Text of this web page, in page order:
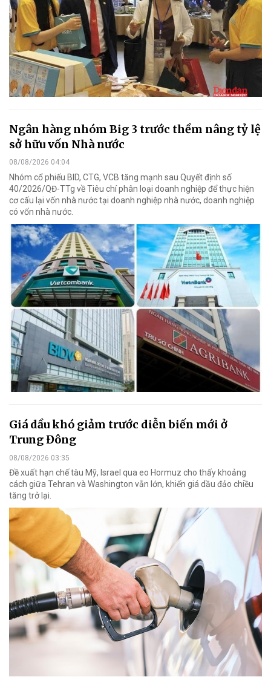
Ngân hàng nhóm Big 3 trước thềm nâng tỷ lệ
sở hữu vốn Nhà nước
08/08/2026 04:04
Nhóm cổ phiếu BID, CTG, VCB tăng mạnh sau Quyết định số
40/2026/QĐ-TTg về Tiêu chí phân loại doanh nghiệp để thực hiện
cơ cấu lại vốn nhà nước tại doanh nghiệp nhà nước, doanh nghiệp
có vốn nhà nước.
Giá dầu khó giảm trước diễn biến mới ở
Trung Đông
08/08/2026 03:35
Đề xuất hạn chế tàu Mỹ, Israel qua eo Hormuz cho thấy khoảng
cách giữa Tehran và Washington vẫn lớn, khiến giá dầu đảo chiều
tăng trở lại.